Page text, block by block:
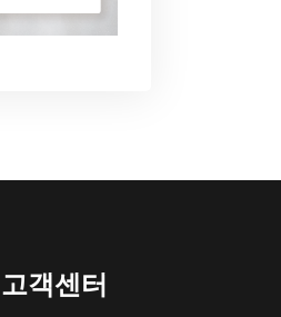
고객센터